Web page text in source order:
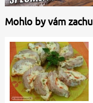
Mohlo by vám